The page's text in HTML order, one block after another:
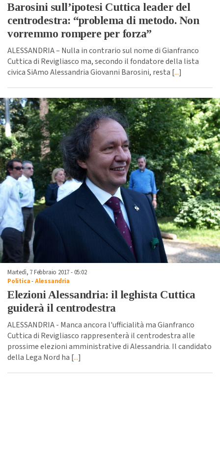
Barosini sull’ipotesi Cuttica leader del
centrodestra: “problema di metodo. Non
vorremmo rompere per forza”
ALESSANDRIA – Nulla in contrario sul nome di Gianfranco
Cuttica di Revigliasco ma, secondo il fondatore della lista
civica SiAmo Alessandria Giovanni Barosini, resta [...]
Martedì, 7 Febbraio 2017 - 05:02
Politica-Alessandria
Elezioni Alessandria: il leghista Cuttica
guiderà il centrodestra
ALESSANDRIA - Manca ancora l'ufficialità ma Gianfranco
Cuttica di Revigliasco rappresenterà il centrodestra alle
prossime elezioni amministrative di Alessandria. Il candidato
della Lega Nord ha [...]